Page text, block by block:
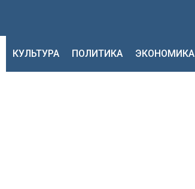
КУЛЬТУРА ПОЛИТИКА ЭКОНОМИКА